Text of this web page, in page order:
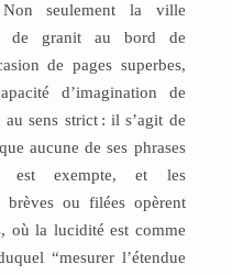
seulement la ville
de granit au bord de
de pages superbes,
d’imagination de
sens strict : il s’agit de
aucune de ses phrases
est exempte, et les
brèves ou filées opèrent
où la lucidité est comme
“mesurer l’étendue